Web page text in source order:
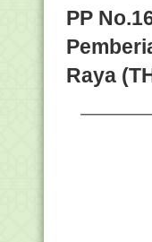
PP
Raya